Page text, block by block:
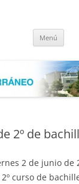
Menú
2º de
2 de junio de
curso de